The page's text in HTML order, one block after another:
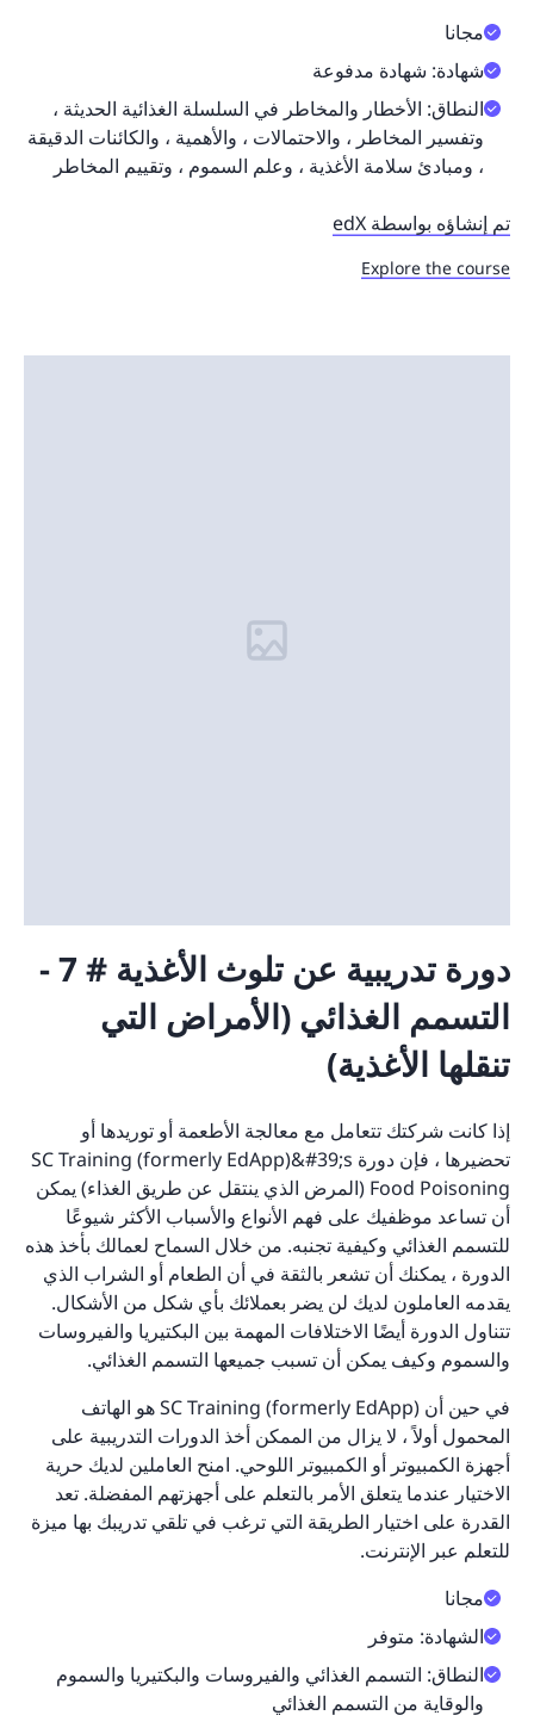
مجانا
شهادة: شهادة مدفوعة
النطاق: الأخطار والمخاطر في السلسلة الغذائية الحديثة ،
وتفسير المخاطر ، والاحتمالات ، والأهمية ، والكائنات الدقيقة
، ومبادئ سلامة الأغذية ، وعلم السموم ، وتقييم المخاطر
تم إنشاؤه بواسطة edX
Explore the course
دورة تدريبية عن تلوث الأغذية # 7 -
التسمم الغذائي (الأمراض التي
تنقلها الأغذية)
إذا كانت شركتك تتعامل مع معالجة الأطعمة أو توريدها أو
تحضيرها ، فإن دورة SC Training (formerly EdApp)&#39;s
Food Poisoning (المرض الذي ينتقل عن طريق الغذاء) يمكن
أن تساعد موظفيك على فهم الأنواع والأسباب الأكثر شيوعًا
للتسمم الغذائي وكيفية تجنبه. من خلال السماح لعمالك بأخذ هذه
الدورة ، يمكنك أن تشعر بالثقة في أن الطعام أو الشراب الذي
يقدمه العاملون لديك لن يضر بعملائك بأي شكل من الأشكال.
تتناول الدورة أيضًا الاختلافات المهمة بين البكتيريا والفيروسات
والسموم وكيف يمكن أن تسبب جميعها التسمم الغذائي.
في حين أن SC Training (formerly EdApp) هو الهاتف
المحمول أولاً ، لا يزال من الممكن أخذ الدورات التدريبية على
أجهزة الكمبيوتر أو الكمبيوتر اللوحي. امنح العاملين لديك حرية
الاختيار عندما يتعلق الأمر بالتعلم على أجهزتهم المفضلة. تعد
القدرة على اختيار الطريقة التي ترغب في تلقي تدريبك بها ميزة
للتعلم عبر الإنترنت.
مجانا
الشهادة: متوفر
النطاق: التسمم الغذائي والفيروسات والبكتيريا والسموم
والوقاية من التسمم الغذائي